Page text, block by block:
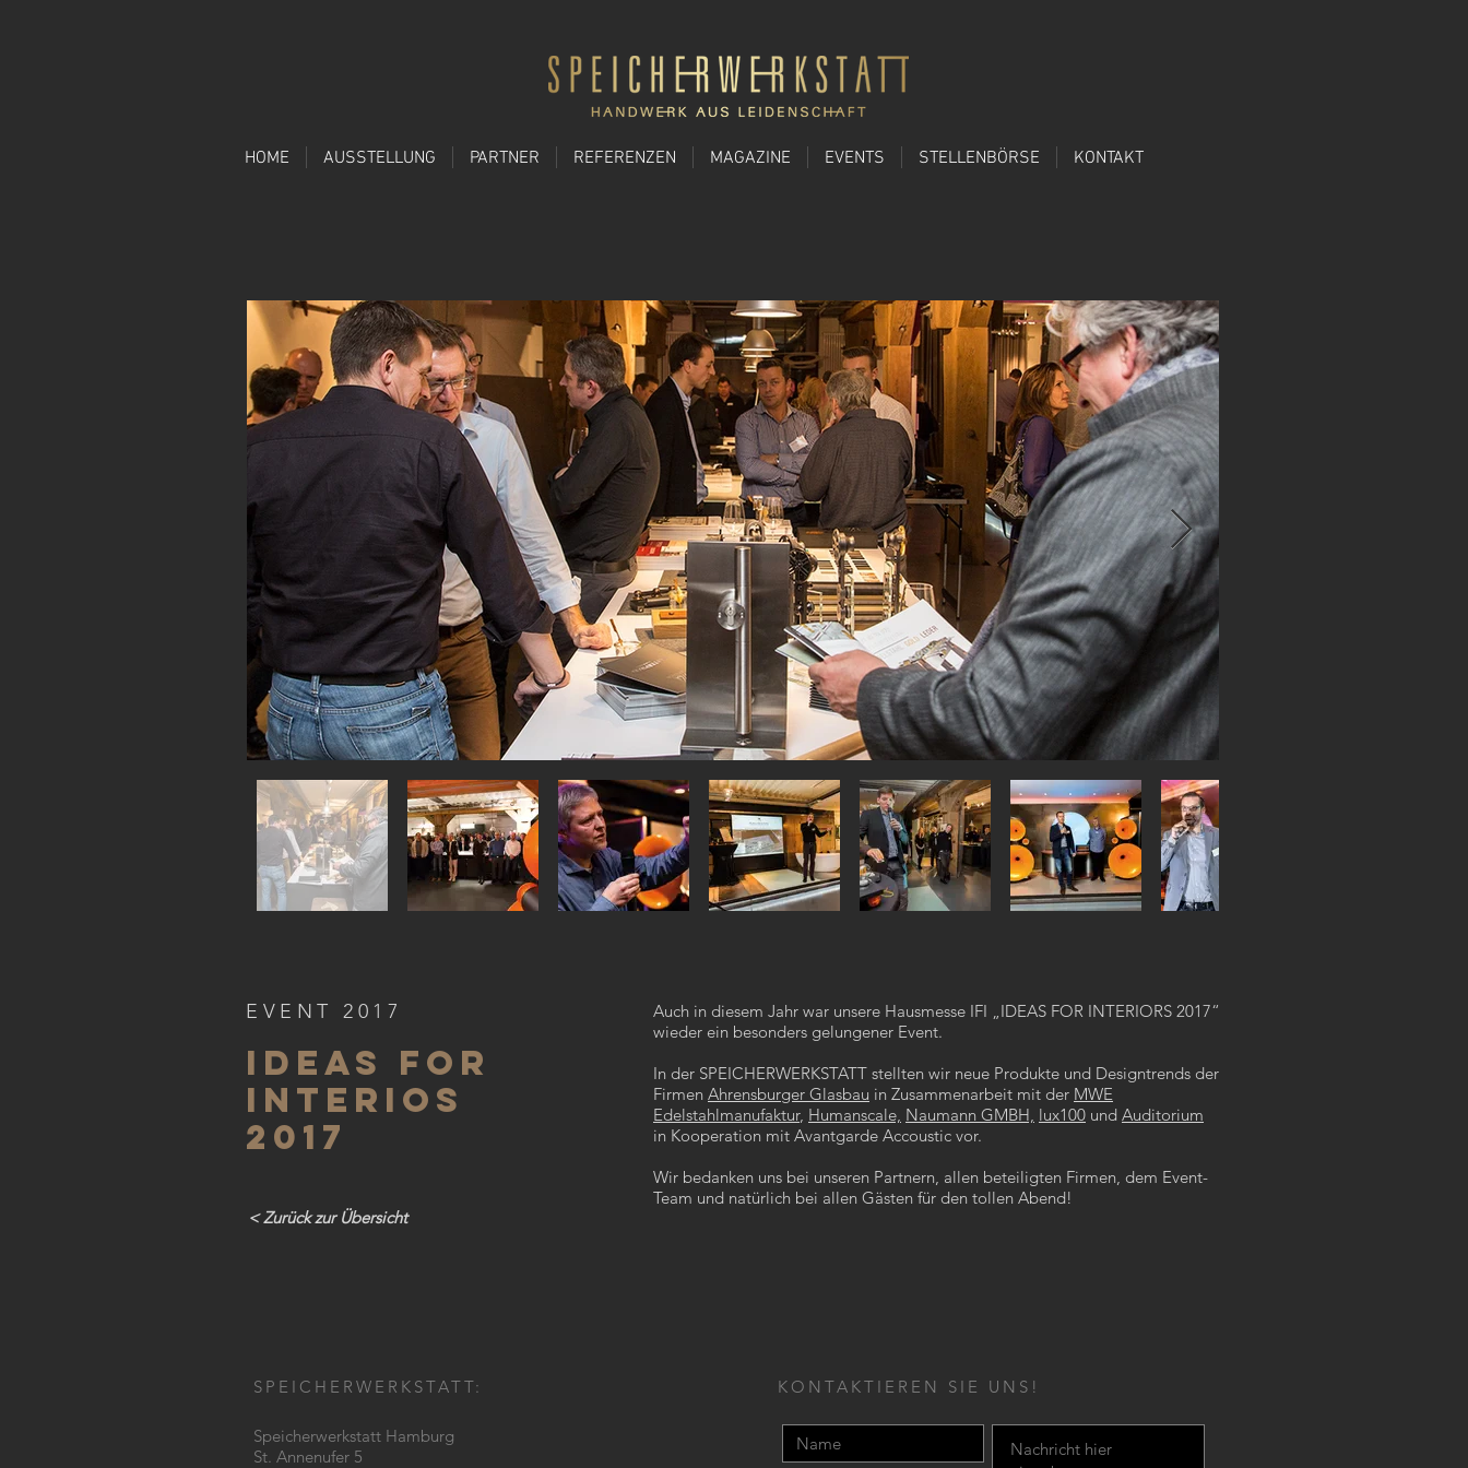
HOME AUSSTELLUNG PARTNER REFERENZEN MAGAZINE EVENTS STELLENBÖRSE KONTAKT
EVENT 2017
ideas for
interios
2017
< Zurück zur Übersicht
Auch in diesem Jahr war unsere Hausmesse IFI „IDEAS FOR INTERIORS 2017“
wieder ein besonders gelungener Event.
In der SPEICHERWERKSTATT stellten wir neue Produkte und Designtrends der
Firmen Ahrensburger Glasbau in Zusammenarbeit mit der MWE
Edelstahlmanufaktur, Humanscale, Naumann GMBH, lux100 und Auditorium
in Kooperation mit Avantgarde Accoustic vor.
Wir bedanken uns bei unseren Partnern, allen beteiligten Firmen, dem Event-
Team und natürlich bei allen Gästen für den tollen Abend!
SPEICHERWERKSTATT:
Speicherwerkstatt Hamburg
St. Annenufer 5
KONTAKTIEREN SIE UNS!